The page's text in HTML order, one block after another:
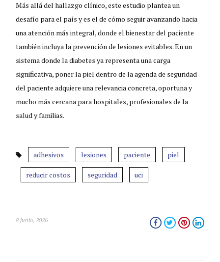
Más allá del hallazgo clínico, este estudio plantea un
desafío para el país y es el de cómo seguir avanzando hacia
una atención más integral, donde el bienestar del paciente
también incluya la prevención de lesiones evitables. En un
sistema donde la diabetes ya representa una carga
significativa, poner la piel dentro de la agenda de seguridad
del paciente adquiere una relevancia concreta, oportuna y
mucho más cercana para hospitales, profesionales de la
salud y familias.
adhesivos lesiones paciente piel
reducir costos seguridad uci
8 junio, 2026